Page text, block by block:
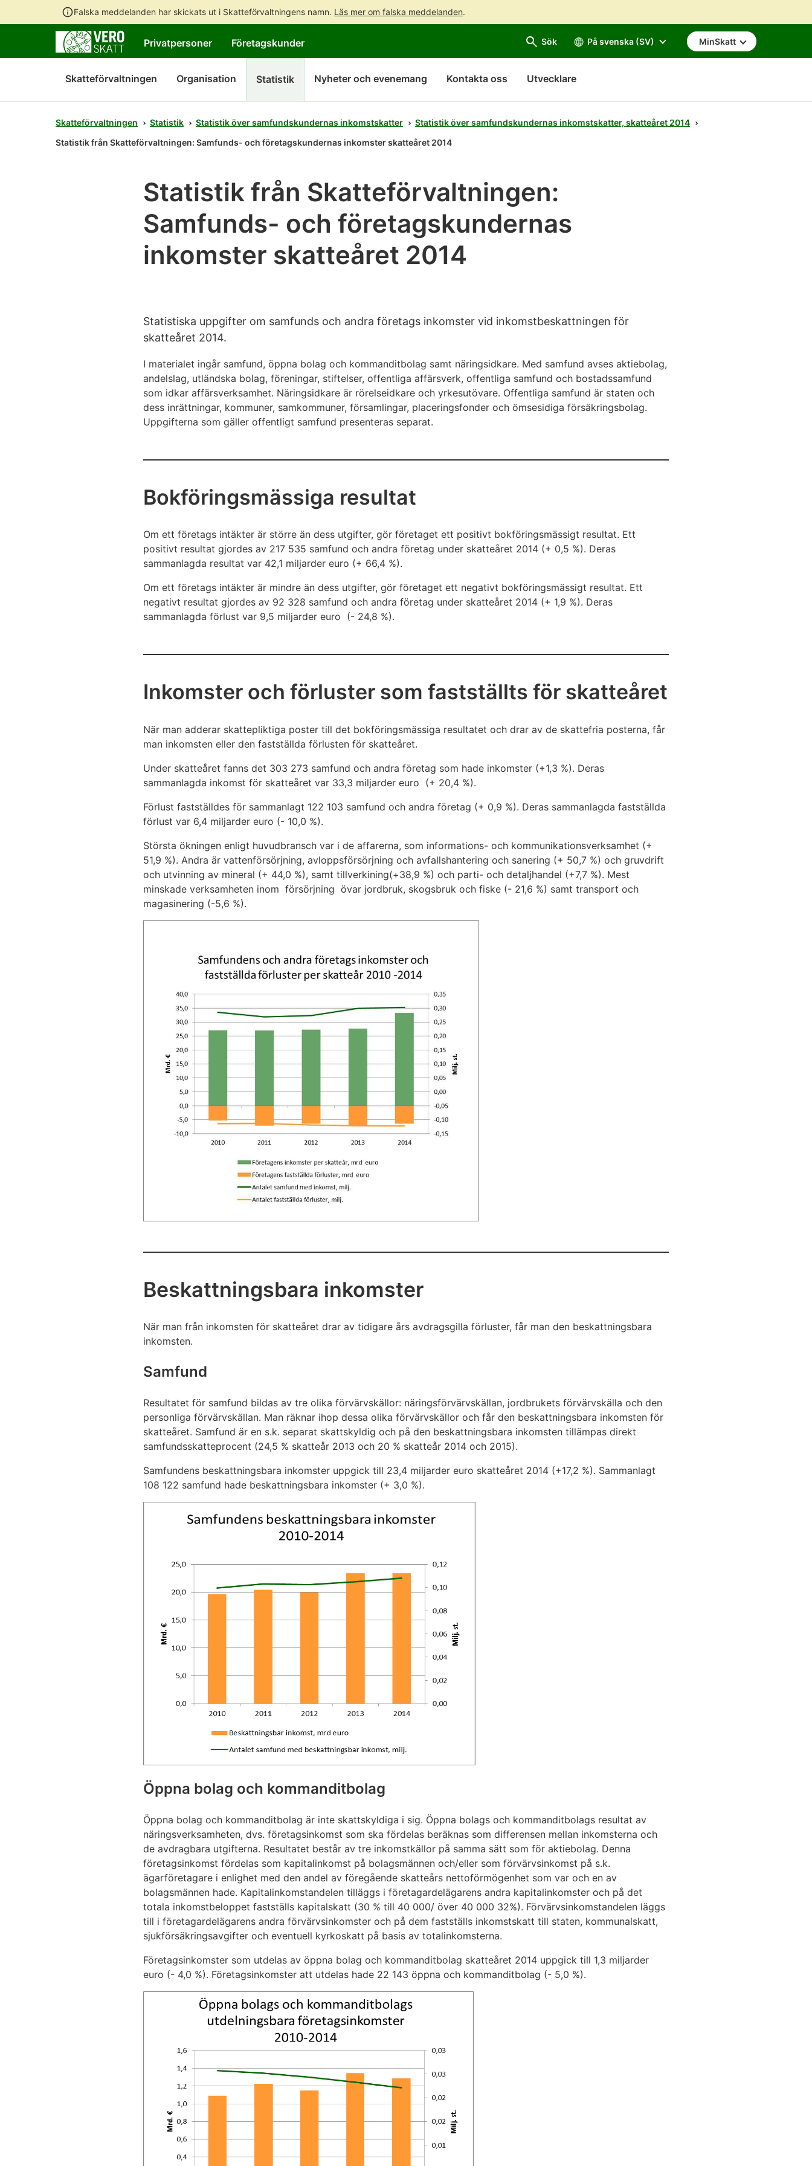
Falska meddelanden har skickats ut i Skatteförvaltningens namn. Läs mer om falska meddelanden.
till
innehållet
hela
webbplatsens
Privatpersoner Företagskunder Sök På svenska (SV) MinSkatt
Skatteförvaltningen Organisation Statistik Nyheter och evenemang Kontakta oss Utvecklare
Skatteförvaltningen Statistik Statistik över samfundskundernas inkomstskatter
Statistik över samfundskundernas inkomstskatter, skatteåret 2014
Statistik från Skatteförvaltningen: Samfunds- och företagskundernas inkomster skatteåret 2014
Statistik från Skatteförvaltningen:
Samfunds- och företagskundernas
inkomster skatteåret 2014
Statistiska uppgifter om samfunds och andra företags inkomster vid inkomstbeskattningen för
skatteåret 2014.
I materialet ingår samfund, öppna bolag och kommanditbolag samt näringsidkare. Med samfund avses aktiebolag,
andelslag, utländska bolag, föreningar, stiftelser, offentliga affärsverk, offentliga samfund och bostadssamfund
som idkar affärsverksamhet. Näringsidkare är rörelseidkare och yrkesutövare. Offentliga samfund är staten och
dess inrättningar, kommuner, samkommuner, församlingar, placeringsfonder och ömsesidiga försäkringsbolag.
Uppgifterna som gäller offentligt samfund presenteras separat.
Bokföringsmässiga resultat
Om ett företags intäkter är större än dess utgifter, gör företaget ett positivt bokföringsmässigt resultat. Ett
positivt resultat gjordes av 217 535 samfund och andra företag under skatteåret 2014 (+ 0,5 %). Deras
sammanlagda resultat var 42,1 miljarder euro (+ 66,4 %).
Om ett företags intäkter är mindre än dess utgifter, gör företaget ett negativt bokföringsmässigt resultat. Ett
negativt resultat gjordes av 92 328 samfund och andra företag under skatteåret 2014 (+ 1,9 %). Deras
sammanlagda förlust var 9,5 miljarder euro (- 24,8 %).
Inkomster och förluster som fastställts för skatteåret
När man adderar skattepliktiga poster till det bokföringsmässiga resultatet och drar av de skattefria posterna, får
man inkomsten eller den fastställda förlusten för skatteåret.
Under skatteåret fanns det 303 273 samfund och andra företag som hade inkomster (+1,3 %). Deras
sammanlagda inkomst för skatteåret var 33,3 miljarder euro (+ 20,4 %).
Förlust fastställdes för sammanlagt 122 103 samfund och andra företag (+ 0,9 %). Deras sammanlagda fastställda
förlust var 6,4 miljarder euro (- 10,0 %).
Största ökningen enligt huvudbransch var i de affarerna, som informations- och kommunikationsverksamhet (+
51,9 %). Andra är vattenförsörjning, avloppsförsörjning och avfallshantering och sanering (+ 50,7 %) och gruvdrift
och utvinning av mineral (+ 44,0 %), samt tillverkining(+38,9 %) och parti- och detaljhandel (+7,7 %). Mest
minskade verksamheten inom försörjning övar jordbruk, skogsbruk och fiske (- 21,6 %) samt transport och
magasinering (-5,6 %).
Beskattningsbara inkomster
När man från inkomsten för skatteåret drar av tidigare års avdragsgilla förluster, får man den beskattningsbara
inkomsten.
Samfund
Resultatet för samfund bildas av tre olika förvärvskällor: näringsförvärvskällan, jordbrukets förvärvskälla och den
personliga förvärvskällan. Man räknar ihop dessa olika förvärvskällor och får den beskattningsbara inkomsten för
skatteåret. Samfund är en s.k. separat skattskyldig och på den beskattningsbara inkomsten tillämpas direkt
samfundsskatteprocent (24,5 % skatteår 2013 och 20 % skatteår 2014 och 2015).
Samfundens beskattningsbara inkomster uppgick till 23,4 miljarder euro skatteåret 2014 (+17,2 %). Sammanlagt
108 122 samfund hade beskattningsbara inkomster (+ 3,0 %).
Öppna bolag och kommanditbolag
Öppna bolag och kommanditbolag är inte skattskyldiga i sig. Öppna bolags och kommanditbolags resultat av
näringsverksamheten, dvs. företagsinkomst som ska fördelas beräknas som differensen mellan inkomsterna och
de avdragbara utgifterna. Resultatet består av tre inkomstkällor på samma sätt som för aktiebolag. Denna
företagsinkomst fördelas som kapitalinkomst på bolagsmännen och/eller som förvärvsinkomst på s.k.
ägarföretagare i enlighet med den andel av föregående skatteårs nettoförmögenhet som var och en av
bolagsmännen hade. Kapitalinkomstandelen tilläggs i företagardelägarens andra kapitalinkomster och på det
totala inkomstbeloppet fastställs kapitalskatt (30 % till 40 000/ över 40 000 32%). Förvärvsinkomstandelen läggs
till i företagardelägarens andra förvärvsinkomster och på dem fastställs inkomstskatt till staten, kommunalskatt,
sjukförsäkringsavgifter och eventuell kyrkoskatt på basis av totalinkomsterna.
Företagsinkomster som utdelas av öppna bolag och kommanditbolag skatteåret 2014 uppgick till 1,3 miljarder
euro (- 4,0 %). Företagsinkomster att utdelas hade 22 143 öppna och kommanditbolag (- 5,0 %).